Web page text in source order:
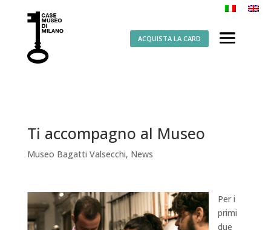
ACQUISTA LA CARD
Ti accompagno al Museo
Museo Bagatti Valsecchi, News
Per i
primi
due